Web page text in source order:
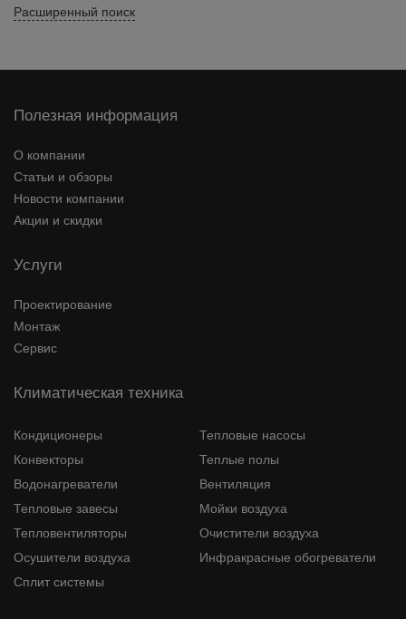
Расширенный поиск
Полезная информация
О компании
Статьи и обзоры
Новости компании
Акции и скидки
Услуги
Проектирование
Монтаж
Сервис
Климатическая техника
Кондиционеры
Тепловые насосы
Конвекторы
Теплые полы
Водонагреватели
Вентиляция
Тепловые завесы
Мойки воздуха
Тепловентиляторы
Очистители воздуха
Осушители воздуха
Инфракрасные обогреватели
Сплит системы